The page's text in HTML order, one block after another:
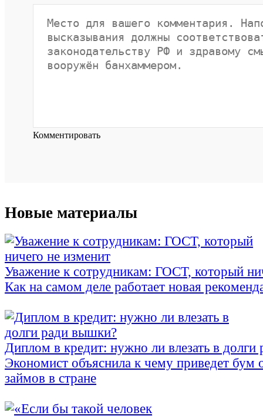
Комментировать
Новые материалы
Уважение к сотрудникам: ГОСТ, который
Как на самом деле работает новая
Диплом в кредит: нужно ли влезать в
Экономист объяснила к чему приведет бум
займов в стране